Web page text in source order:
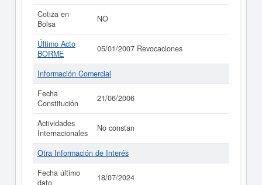
Cotiza en
Bolsa
NO
Último Acto
BORME
05/01/2007 Revocaciones
Información Comercial
Fecha
Constitución
21/06/2006
Actividades
Internacionales
No constan
Otra Información de Interés
Fecha último
dato
18/07/2024